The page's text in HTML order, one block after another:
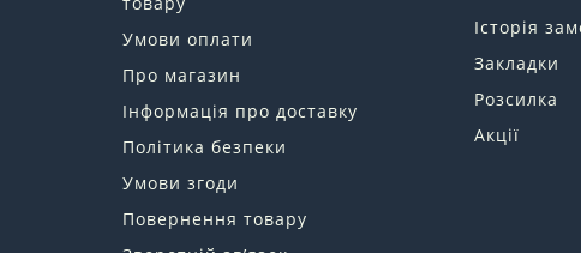
Умови оплати
Про магазин
Інформація про доставку
Політика безпеки
Умови згоди
Повернення товару
Історія
Закладки
Розсилка
Акції